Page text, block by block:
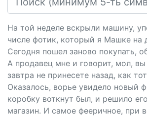
На той неделе вскрыли машину,
числе фотик, который я Машке на
Сегодня пошел заново покупать,
А продавец мне и говорит, мол, вы
завтра не принесете назад, как
Оказалось, ворье увидело новый
коробку воткнут был, и решило
магазин. И самое фееричное, при